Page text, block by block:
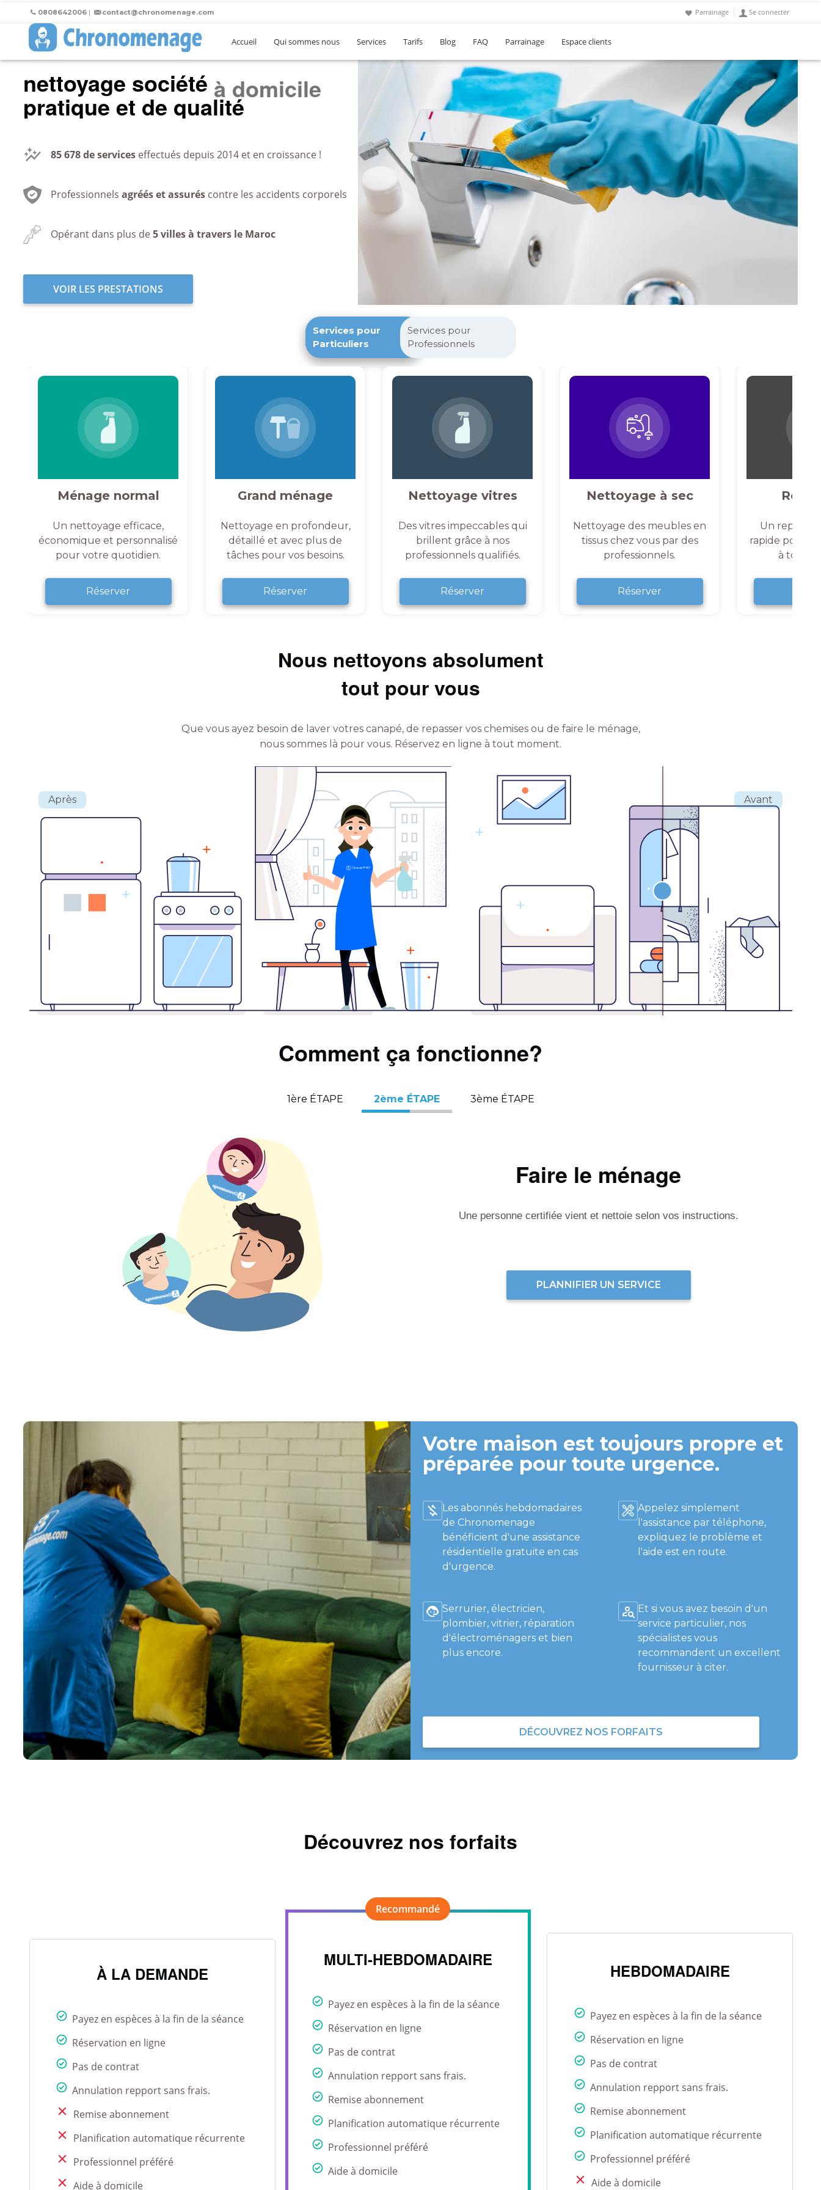
0808642006 | contact@chronomenage.com Parrainage Se connecter
Accueil Qui sommes nous Services Tarifs Blog FAQ Parrainage Espace clients
nettoyage société au bureau
pratique et de qualité
85 678de services effectués depuis 2014 et en croissance !
Professionnels agréés et assurés contre les accidents corporels
Opérant dans plus de5 villes à travers le Maroc
VOIR LES PRESTATIONS
Services pour
Particuliers
Services pour
Professionnels
Ménage normal
Un nettoyage efficace,
économique et personnalisé
pour votre quotidien.
Réserver
Grand ménage
Nettoyage en profondeur,
détaillé et avec plus de
tâches pour vos besoins.
Réserver
Nettoyage vitres
Des vitres impeccables qui
brillent grâce à nos
professionnels qualifiés.
Réserver
Nettoyage à sec
Nettoyage des meubles en
tissus chez vous par des
professionnels.
Réserver
Un
rapide pour
à tout
Nous nettoyons absolument
tout pour vous
Que vous ayez besoin de laver votres canapé, de repasser vos chemises ou de faire le ménage,
nous sommes là pour vous. Réservez en ligne à tout moment.
Comment ça fonctionne?
1ère ÉTAPE 2ème ÉTAPE 3ème ÉTAPE
Faire le ménage
Une personne certifiée vient et nettoie selon vos instructions.
PLANNIFIER UN SERVICE
Votre maison est toujours propre et
préparée pour toute urgence.
Les abonnés hebdomadaires
de Chronomenage
bénéficient d'une assistance
résidentielle gratuite en cas
d'urgence.
Appelez simplement
l'assistance par téléphone,
expliquez le problème et
l'aide est en route.
Serrurier, électricien,
plombier, vitrier, réparation
d'électroménagers et bien
plus encore.
Et si vous avez besoin d'un
service particulier, nos
spécialistes vous
recommandent un excellent
fournisseur à citer.
DÉCOUVREZ NOS FORFAITS
Découvrez nos forfaits
HEBDOMADAIRE
Payez en espèces à la fin de la séance
Réservation en ligne
Pas de contrat
Annulation repport sans frais.
Remise abonnement
Planification automatique récurrente
Professionnel préféré
Aide à domicile
MULTI-HEBDOMADAIRE
Payez en espèces à la fin de la séance
Réservation en ligne
Pas de contrat
Annulation repport sans frais.
Remise abonnement
Planification automatique récurrente
Professionnel préféré
Aide à domicile
À LA DEMANDE
Payez en espèces à la fin de la séance
Réservation en ligne
Pas de contrat
Annulation repport sans frais.
Remise abonnement
Planification automatique récurrente
Professionnel préféré
Aide à domicile